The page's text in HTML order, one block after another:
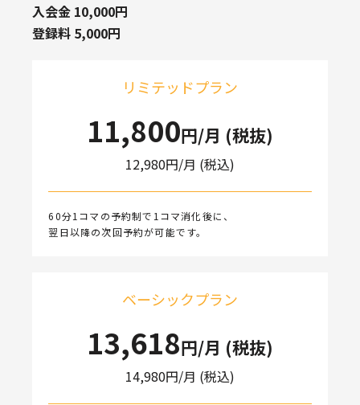
入会金 10,000円
登録料 5,000円
リミテッドプラン
11,800円/月 (税抜)
12,980円/月 (税込)
60分1コマの予約制で1コマ消化後に、
翌日以降の次回予約が可能です。
ベーシックプラン
13,618円/月 (税抜)
14,980円/月 (税込)